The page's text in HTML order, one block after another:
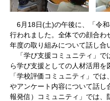
6月18日(土)の午後に、「令
行われました。全体での顔合わ
年度の取り組みについて話し合
「学び支援コミュニティ」で
ら学び支援としての人材活用を
「学校評価コミュニティ」で
やアンケート内容について話
報発信）コミュニティ」では